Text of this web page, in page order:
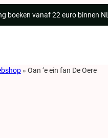
boeken vanaf 22 euro binnen NL
» Oan ‘e ein fan De Oere